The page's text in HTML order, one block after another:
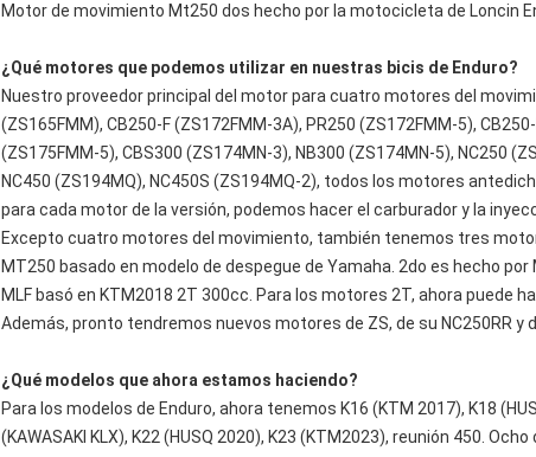
Motor de movimiento Mt250 dos hecho por la motocicleta de Loncin
¿Qué motores que podemos utilizar en nuestras bicis de Enduro?
Nuestro proveedor principal del motor para cuatro motores del
(ZS165FMM), CB250-F (ZS172FMM-3A), PR250 (ZS172FMM-5),
(ZS175FMM-5), CBS300 (ZS174MN-3), NB300 (ZS174MN-5), NC250
NC450 (ZS194MQ), NC450S (ZS194MQ-2), todos los motores
para cada motor de la versión, podemos hacer el carburador y la
Excepto cuatro motores del movimiento, también tenemos tres
MT250 basado en modelo de despegue de Yamaha. 2do es hecho
MLF basó en KTM2018 2T 300cc. Para los motores 2T, ahora puede
Además, pronto tendremos nuevos motores de ZS, de su NC250RR y
¿Qué modelos que ahora estamos haciendo?
Para los modelos de Enduro, ahora tenemos K16 (KTM 2017), K18
(KAWASAKI KLX), K22 (HUSQ 2020), K23 (KTM2023), reunión 450.